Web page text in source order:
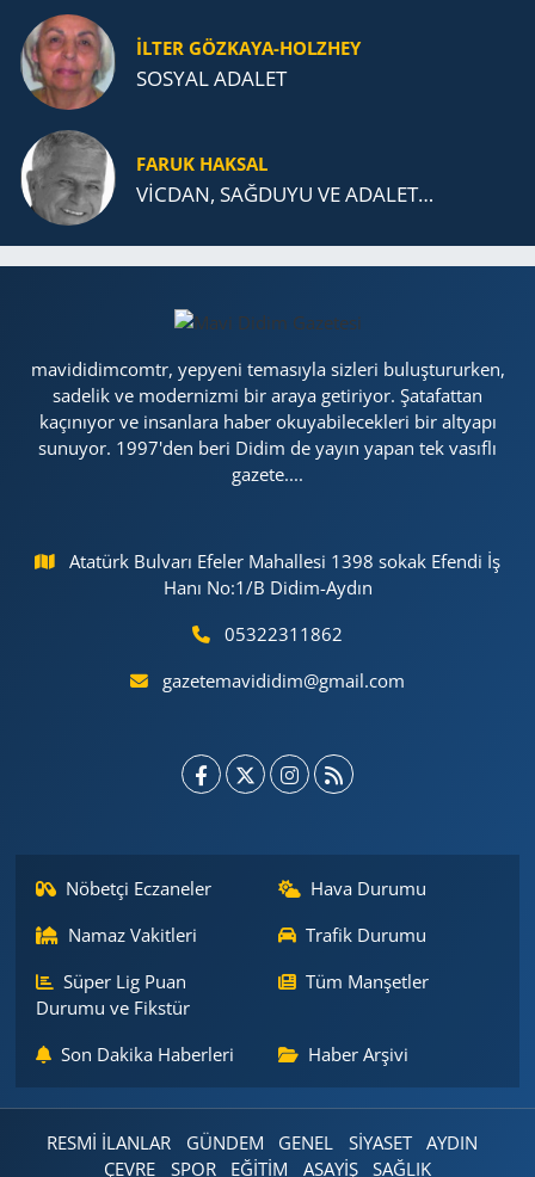
İLTER GÖZKAYA-HOLZHEY
SOSYAL ADALET
FARUK HAKSAL
VİCDAN, SAĞ­DU­YU VE ADA­LET…
mavididimcomtr, yepyeni temasıyla sizleri buluştururken,
sadelik ve modernizmi bir araya getiriyor. Şatafattan
kaçınıyor ve insanlara haber okuyabilecekleri bir altyapı
sunuyor. 1997'den beri Didim de yayın yapan tek vasıflı
gazete....
Atatürk Bulvarı Efeler Mahallesi 1398 sokak Efendi İş
Hanı No:1/B Didim-Aydın
05322311862
gazetemavididim@gmail.com
Nöbetçi Eczaneler
Hava Durumu
Namaz Vakitleri
Trafik Durumu
Süper Lig Puan
Durumu ve Fikstür
Tüm Manşetler
Son Dakika Haberleri Haber Arşivi
RESMİ İLANLAR GÜNDEM GENEL SİYASET
AYDIN
ÇEVRE
SPOR EĞİTİM ASAYİŞ SAĞLIK